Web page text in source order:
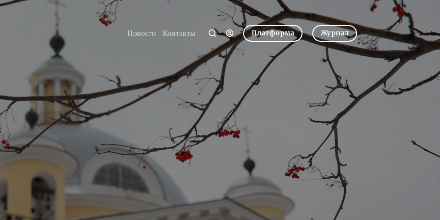
Новости Контакты Платформа Журнал